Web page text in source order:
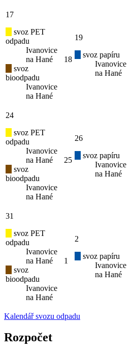
17
svoz PET
odpadu
Ivanovice
na Hané
svoz
bioodpadu
Ivanovice
na Hané
18
19
svoz papíru
Ivanovice
na Hané
24
svoz PET
odpadu
Ivanovice
na Hané
svoz
bioodpadu
Ivanovice
na Hané
25
26
svoz papíru
Ivanovice
na Hané
31
svoz PET
odpadu
Ivanovice
na Hané
svoz
bioodpadu
Ivanovice
na Hané
1
2
svoz papíru
Ivanovice
na Hané
Kalendář svozu odpadu
Rozpočet